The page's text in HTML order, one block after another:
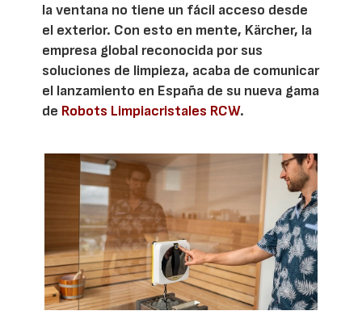
la ventana no tiene un fácil acceso desde
el exterior. Con esto en mente, Kärcher, la
empresa global reconocida por sus
soluciones de limpieza, acaba de comunicar
el lanzamiento en España de su nueva gama
de Robots Limpiacristales RCW.